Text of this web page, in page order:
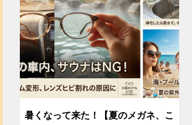
暑くなって来た！【夏のメガネ、こ